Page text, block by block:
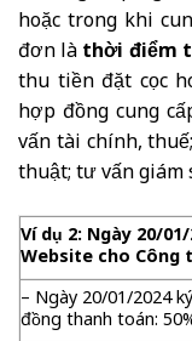
hoặc trong khi
đơn làthời điểm
thu tiền đặt cọc
hợp đồng cung
vấn tài chính,
thuật; tư vấn giám
Ví dụ 2: Ngày 20/
Website cho Công
– Ngày 20/01/2024
đồng thanh toán: